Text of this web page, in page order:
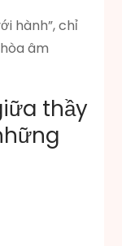
hành”, chỉ
âm
thầy